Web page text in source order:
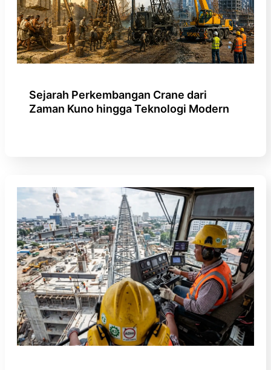
Sejarah Perkembangan Crane dari
Zaman Kuno hingga Teknologi Modern